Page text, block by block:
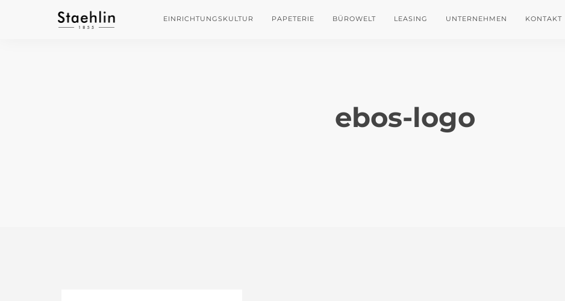
EINRICHTUNGSKULTUR PAPETERIE BÜROWELT LEASING UNTERNEHMEN KONTAKT
ebos-logo